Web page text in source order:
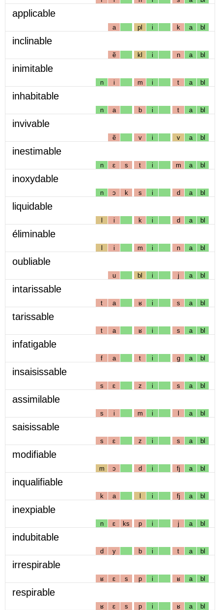
applicable
a pl i k a bl
inclinable
ẽ kl i n a bl
inimitable
n i m i t a bl
inhabitable
n a b i t a bl
invivable
ẽ v i v a bl
inestimable
n ɛ s t i m a bl
inoxydable
n ɔ k s i d a bl
liquidable
l i k i d a bl
éliminable
l i m i n a bl
oubliable
u bl i j a bl
intarissable
t a ʁ i s a bl
tarissable
t a ʁ i s a bl
infatigable
f a t i g a bl
insaisissable
s ɛ z i s a bl
assimilable
s i m i l a bl
saisissable
s ɛ z i s a bl
modifiable
m ɔ d i fj a bl
inqualifiable
k a l i fj a bl
inexpiable
n ɛ ks p i j a bl
indubitable
d y b i t a bl
irrespirable
ʁ ɛ s p i ʁ a bl
respirable
ʁ ɛ s p i ʁ a bl